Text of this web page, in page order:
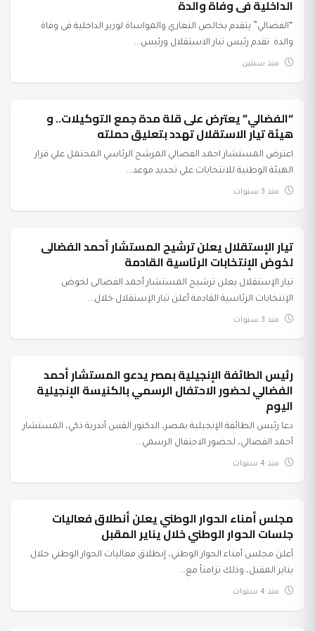
الداخلية فى وفاة والدة
“الفضالي” يتقدم بخالص التعازي والمواساة لوزير الداخلية فى وفاة
والدة تقدم رئيس تيار الاستقلال ورئيس...
منذ سنتين
السياسة
“الفضالي” يعترض على قلة مدة جمع التوكيلات.. و
هيئة تيار الاستقلال تهدد بتعليق حملته
اعترض المستشار احمد الفضالي المرشح الرئاسي المحتمل علي قرار
الهيئة الوطنية للانتخابات علي تحديد موعد...
منذ 3 سنوات
السياسة
تيار الإستقلال يعلن ترشيح المستشار أحمد الفضالى
لخوض الإنتخابات الرئاسية القادمة
تيار الإستقلال يعلن ترشيح المستشار أحمد الفضالى لخوض
الإنتخابات الرئاسية القادمة أعلن تيار الإستقلال خلال...
منذ 3 سنوات
أخبار الحزب
رئيس الطائفة الإنجيلية بمصر يدعو المستشار أحمد
الفضالي لحضور الاحتفال الرسمي بالكنيسة الإنجيلية
اليوم
دعا رئيس الطائفة الإنجيلية بمصر، الدكتور القس أندرية ذكي، المستشار
أحمد الفضالي، لحضور الاحتفال الرسمي...
منذ 4 سنوات
أخبار الحزب
مجلس أمناء الحوار الوطني يعلن أنطلاق فعاليات
جلسات الحوار الوطني خلال يناير المقبل
أعلن مجلس أمناء الحوار الوطني، إنطلاق فعاليات الحوار الوطني خلال
يناير المقبل، وذلك تزامناً مع...
منذ 4 سنوات